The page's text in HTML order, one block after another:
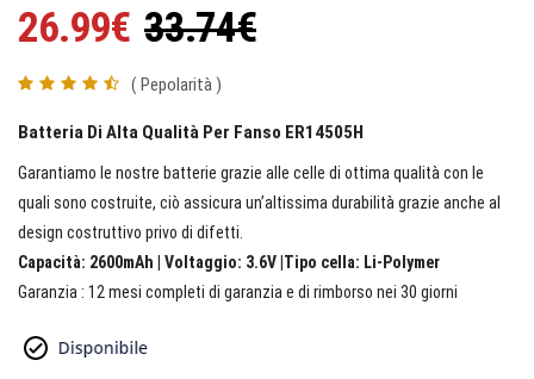
26.99€ 33.74€
( Pepolarità )
Batteria Di Alta Qualità Per Fanso ER14505H
Garantiamo le nostre batterie grazie alle celle di ottima qualità con le
quali sono costruite, ciò assicura un’altissima durabilità grazie anche al
design costruttivo privo di difetti.
Capacità: 2600mAh | Voltaggio: 3.6V |Tipo cella: Li-Polymer
Garanzia : 12 mesi completi di garanzia e di rimborso nei 30 giorni